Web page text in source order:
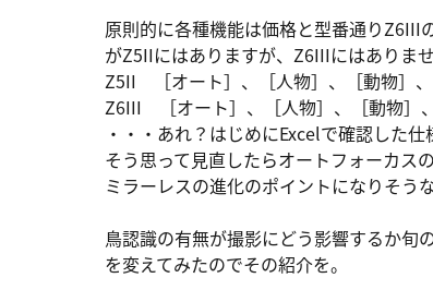
原則的に各種機能は価格と型番通りZ6III
がZ5IIにはありますが、Z6IIIにはありませ
Z5II ［オート］、［人物］、［動物］、
Z6III ［オート］、［人物］、［動物］
・・・あれ？はじめにExcelで確認した
そう思って見直したらオートフォーカス
ミラーレスの進化のポイントになりそう
鳥認識の有無が撮影にどう影響するか旬
を変えてみたのでその紹介を。